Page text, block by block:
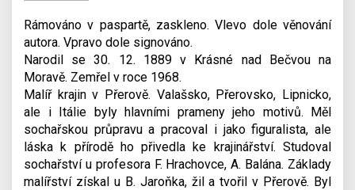
Rámováno v paspartě, zaskleno. Vlevo dole věnování
autora. Vpravo dole signováno.
Narodil se 30. 12. 1889 v Krásné nad Bečvou na
Moravě. Zemřel v roce 1968.
Malíř krajin v Přerově. Valašsko, Přerovsko, Lipnicko,
ale i Itálie byly hlavními prameny jeho motivů. Měl
sochařskou průpravu a pracoval i jako figuralista, ale
láska k přírodě ho přivedla ke krajinářství. Studoval
sochařství u profesora F. Hrachovce, A. Balána. Základy
malířství získal u B. Jaroňka, žil a tvořil v Přerově. Byl